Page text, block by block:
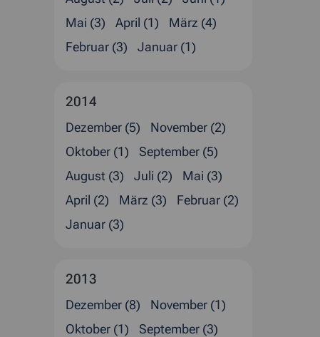
Mai (3)
April (1)
März (4)
Februar (3)
Januar (1)
2014
Dezember (5)
November (2)
Oktober (1)
September (5)
August (3)
Juli (2)
Mai (3)
April (2)
März (3)
Februar (2)
Januar (3)
2013
Dezember (8)
November (1)
Oktober (1)
September (3)